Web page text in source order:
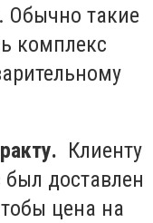
Обычно такие
комплекс
Клиенту
был доставлен
цена на